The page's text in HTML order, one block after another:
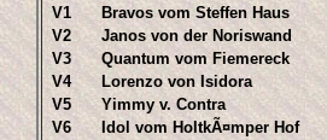
V1
Bravos vom Steffen Haus
V2
Janos von der Noriswand
V3
Quantum vom Fiemereck
V4
Lorenzo von Isidora
V5
Yimmy v. Contra
V6
Idol vom HoltkÃ¤mper Hof